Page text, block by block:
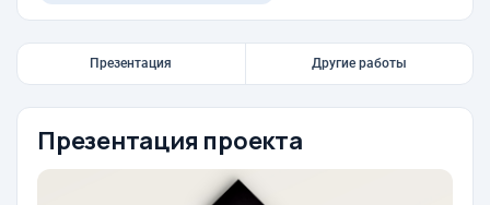
Презентация Другие работы
Презентация проекта